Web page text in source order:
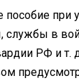
при
службы в
РФ и т.